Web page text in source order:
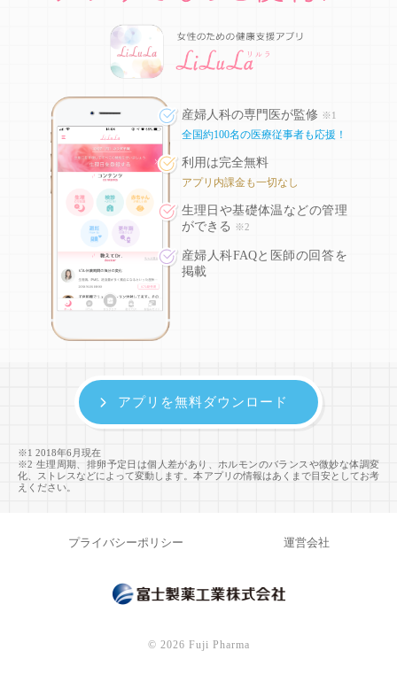
産婦人科の専門医が監修 ※1
全国約100名の医療従事者も応援！
利用は完全無料
アプリ内課金も一切なし
生理日や基礎体温などの管理
ができる
※2
産婦人科FAQと医師の回答を
掲載
※1 2018年6月現在
※2 生理周期、排卵予定日は個人差があり、ホルモンのバランスや微妙な体調変
化、ストレスなどによって変動します。本アプリの情報はあくまで目安としてお考
えください。
アプリを無料ダウンロード
プライバシーポリシー 運営会社
© 2026 Fuji Pharma